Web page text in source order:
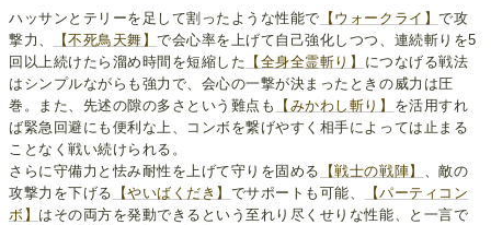
ハッサンとテリーを足して割ったような性能で 【ウォークライ】で攻
撃力、
【不死鳥天舞】で会心率を上げて自己強化しつつ、連続斬りを5
回以上続けたら溜め時間を短縮した 【全身全霊斬り】 につなげる戦法
はシンプルながらも強力で、会心の一撃が決まったときの威力は圧
巻。また、先述の隙の多さという難点も
【みかわし斬り】 を活用すれ
ば緊急回避にも便利な上、コンボを繋げやすく相手によっては止まる
ことなく戦い続けられる。
さらに守備力と怯み耐性を上げて守りを固める
【戦士の戦陣】 、敵の
攻撃力を下げる
【やいばくだき】 でサポートも可能、
【パーティコン
ボ】 はその両方を発動できるという至れり尽くせりな性能、と一言で